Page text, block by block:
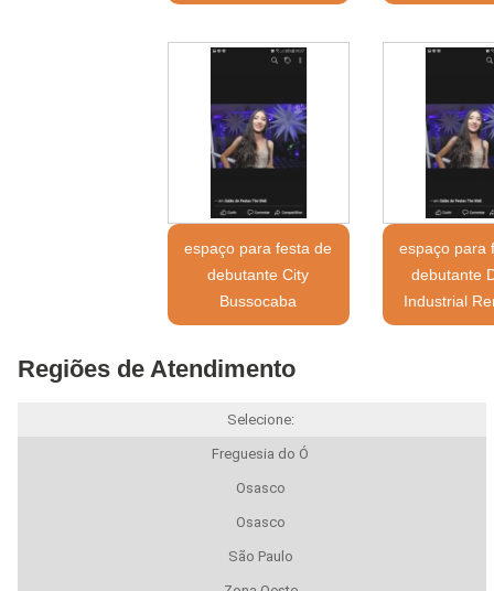
espaço para festa de
debutante City
Bussocaba
espaço para
debutante
Industrial
Regiões de Atendimento
Selecione:
Freguesia do Ó
Osasco
Osasco
São Paulo